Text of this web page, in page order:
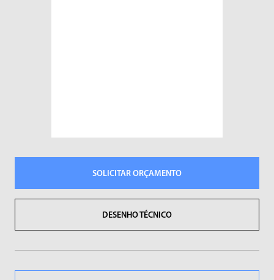
SOLICITAR ORÇAMENTO
DESENHO TÉCNICO